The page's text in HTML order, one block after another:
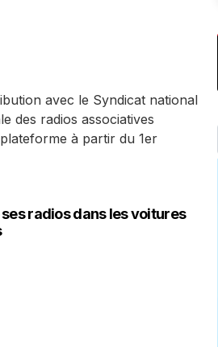
avec le Syndicat national
des radios associatives
à partir du 1er
ses radios dans les voitures